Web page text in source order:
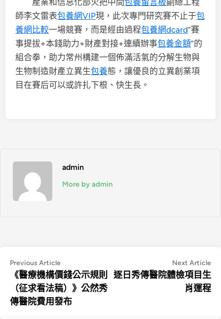
產業和信息化部火把中間包養留言板副總工程
師李文雷表包養網VIP現，此次專門研究賽不止于包
養網比較一場競賽，而是經由過程包養網dcard“賽
事提拔+本錢助力+財產對接+連續辦事包養金額”的
組合拳，助力常州構建一個佈滿活氣的分解生物與
生物制造財產立異生包養態，讓優良的立異創業項
目在賽后可以或許扎下根、快生長。
admin
More by admin
文
章
導
覽
Previous ArticlePrevious
article:
《醫療機構價錢公示規則
（征求看法稿）》公然秀
傳醫院費用發布
Next Article
逐日秀傳醫院體檢項目生
肖運程